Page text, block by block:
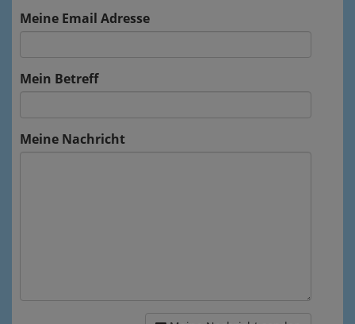
Meine Email Adresse
Mein Betreff
Meine Nachricht